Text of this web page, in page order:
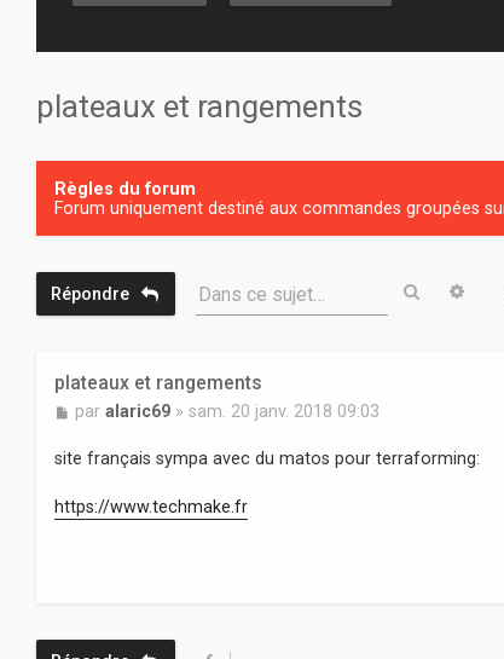
plateaux et rangements
Règles du forum
Forum uniquement destiné aux commandes groupées
Répondre Dans ce sujet…
plateaux et rangements
M
s
s
g
par alaric69» sam. 20 janv. 2018 09:03
site français sympa avec du matos pour terraforming:
https://www.techmake.fr